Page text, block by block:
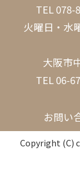
TEL 078-
火曜日・水
大阪市
TEL 06-
お問い
Copyright (C)